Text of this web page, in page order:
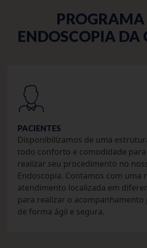
PROGRAMA
ENDOSCOPIA DA
PACIENTES
Disponibilizamos de uma
todo conforto e comodidade
realizar seu procedimento no
Endoscopia. Contamos com uma
atendimento localizada em
para realizar o
de forma ágil e segura.